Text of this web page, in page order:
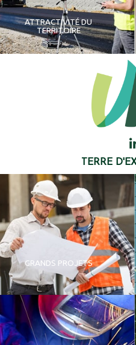
ATTRACTIVITÉ DU
TERRITOIRE
TERRE
GRANDS PROJETS